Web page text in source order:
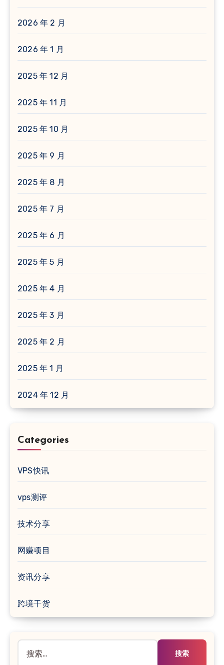
2026 年 2 月
2026 年 1 月
2025 年 12 月
2025 年 11 月
2025 年 10 月
2025 年 9 月
2025 年 8 月
2025 年 7 月
2025 年 6 月
2025 年 5 月
2025 年 4 月
2025 年 3 月
2025 年 2 月
2025 年 1 月
2024 年 12 月
Categories
VPS快讯
vps测评
技术分享
网赚项目
资讯分享
跨境干货
索：